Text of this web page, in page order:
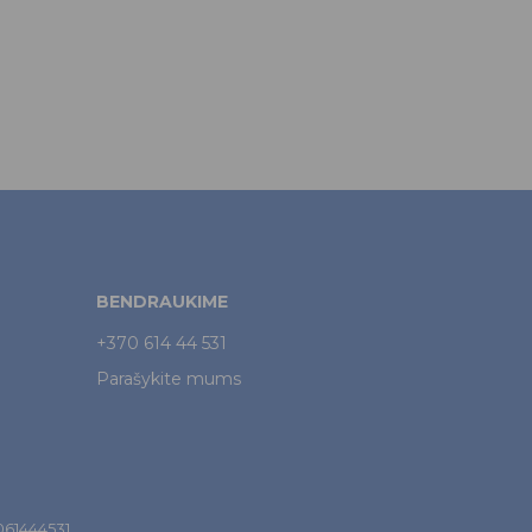
BENDRAUKIME
+370 614 44 531
Parašykite mums